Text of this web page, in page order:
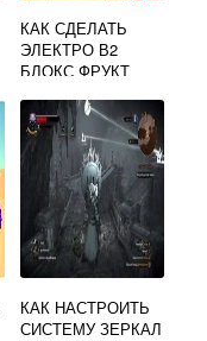
КАК СДЕЛАТЬ
ЭЛЕКТРО В2
БЛОКС ФРУКТ
КАК НАСТРОИТЬ
СИСТЕМУ ЗЕРКАЛ